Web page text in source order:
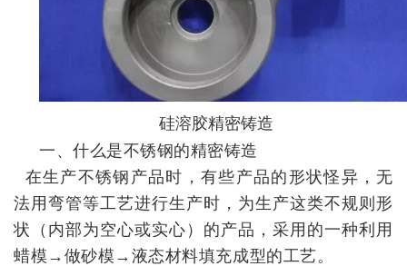
硅溶胶精密铸造
一、什么是不锈钢的精密铸造
在生产不锈钢产品时，有些产品的形状怪异，无
法用弯管等工艺进行生产时，为生产这类不规则形
状（内部为空心或实心）的产品，采用的一种利用
蜡模→做砂模→液态材料填充成型的工艺。